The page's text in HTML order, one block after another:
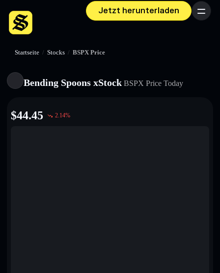
Jetzt herunterladen Menü
Startseite / Stocks / BSPX Price
Bending Spoons xStock BSPX Price Today
$44.45 2.14%